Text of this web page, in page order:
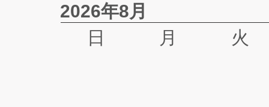
2026年8月
日
月 火